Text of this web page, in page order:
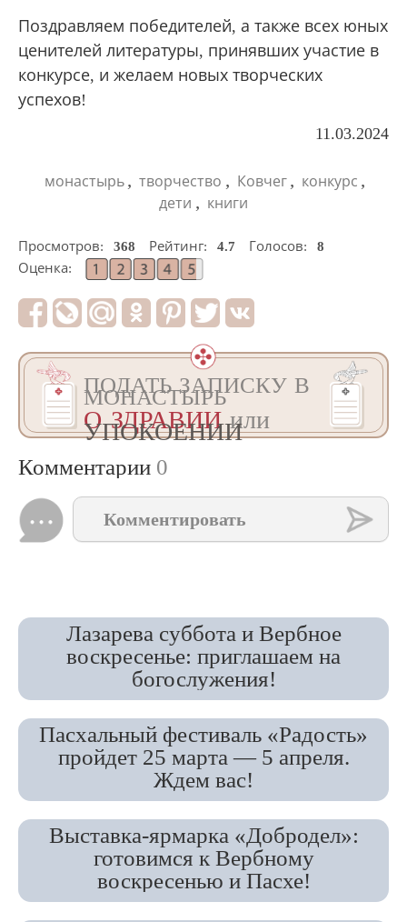
Поздравляем победителей, а также всех юных
ценителей литературы, принявших участие в
конкурсе, и желаем новых творческих
успехов!
11.03.2024
монастырь , творчество , Ковчег , конкурс ,
дети , книги
Просмотров: 368 Рейтинг: 4.7 Голосов:
8
Оценка:
ПОДАТЬ ЗАПИСКУ В
МОНАСТЫРЬ
О ЗДРАВИИили
УПОКОЕНИИ
Комментарии 0
Комментировать
Лазарева суббота и Вербное
воскресенье: приглашаем на
богослужения!
Пасхальный фестиваль «Радость»
пройдет 25 марта — 5 апреля.
Ждем вас!
Выставка-ярмарка «Добродел»:
готовимся к Вербному
воскресенью и Пасхе!